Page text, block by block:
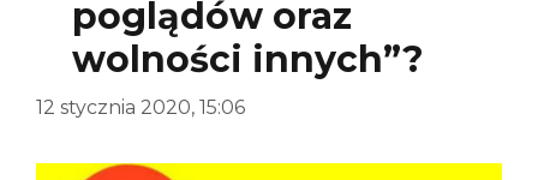
poglądów oraz
wolności innych”?
12 stycznia 2020, 15:06